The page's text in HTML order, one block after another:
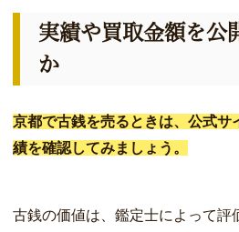
実績や買取金額を公
か
京都で古銭を売るときは、公式サ
績を確認してみましょう。
古銭の価値は、鑑定士によって評